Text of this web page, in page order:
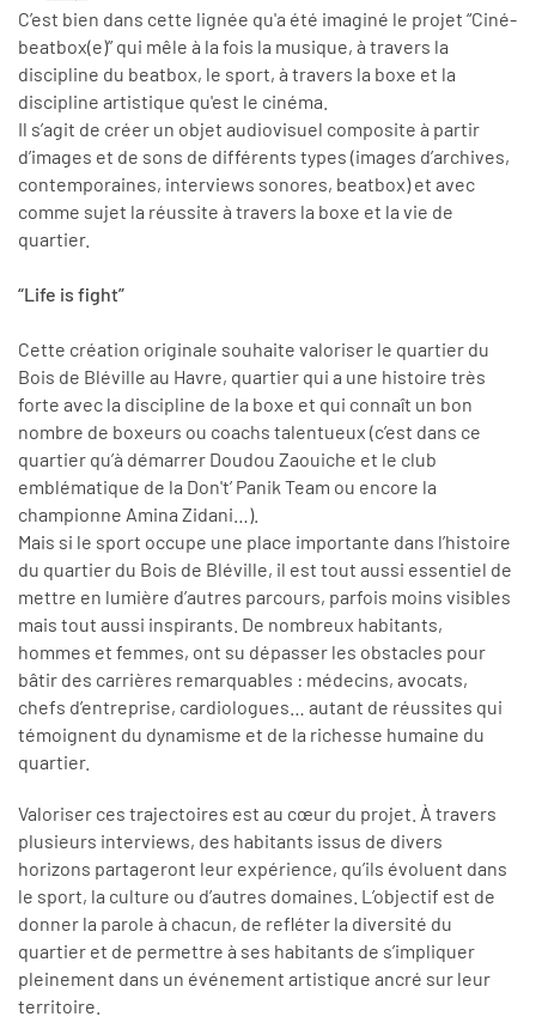
C’est bien dans cette lignée qu'a été imaginé le projet “Ciné-
beatbox(e)” qui mêle à la fois la musique, à travers la
discipline du beatbox, le sport, à travers la boxe et la
discipline artistique qu'est le cinéma.
Il s’agit de créer un objet audiovisuel composite à partir
d’images et de sons de différents types (images d’archives,
contemporaines, interviews sonores, beatbox) et avec
comme sujet la réussite à travers la boxe et la vie de
quartier.
“Life is fight”
Cette création originale souhaite valoriser le quartier du
Bois de Bléville au Havre, quartier qui a une histoire très
forte avec la discipline de la boxe et qui connaît un bon
nombre de boxeurs ou coachs talentueux (c’est dans ce
quartier qu’à démarrer Doudou Zaouiche et le club
emblématique de la Don't’ Panik Team ou encore la
championne Amina Zidani…).
Mais si le sport occupe une place importante dans l’histoire
du quartier du Bois de Bléville, il est tout aussi essentiel de
mettre en lumière d’autres parcours, parfois moins visibles
mais tout aussi inspirants. De nombreux habitants,
hommes et femmes, ont su dépasser les obstacles pour
bâtir des carrières remarquables : médecins, avocats,
chefs d’entreprise, cardiologues… autant de réussites qui
témoignent du dynamisme et de la richesse humaine du
quartier.
Valoriser ces trajectoires est au cœur du projet. À travers
plusieurs interviews, des habitants issus de divers
horizons partageront leur expérience, qu’ils évoluent dans
le sport, la culture ou d’autres domaines. L’objectif est de
donner la parole à chacun, de refléter la diversité du
quartier et de permettre à ses habitants de s’impliquer
pleinement dans un événement artistique ancré sur leur
territoire.